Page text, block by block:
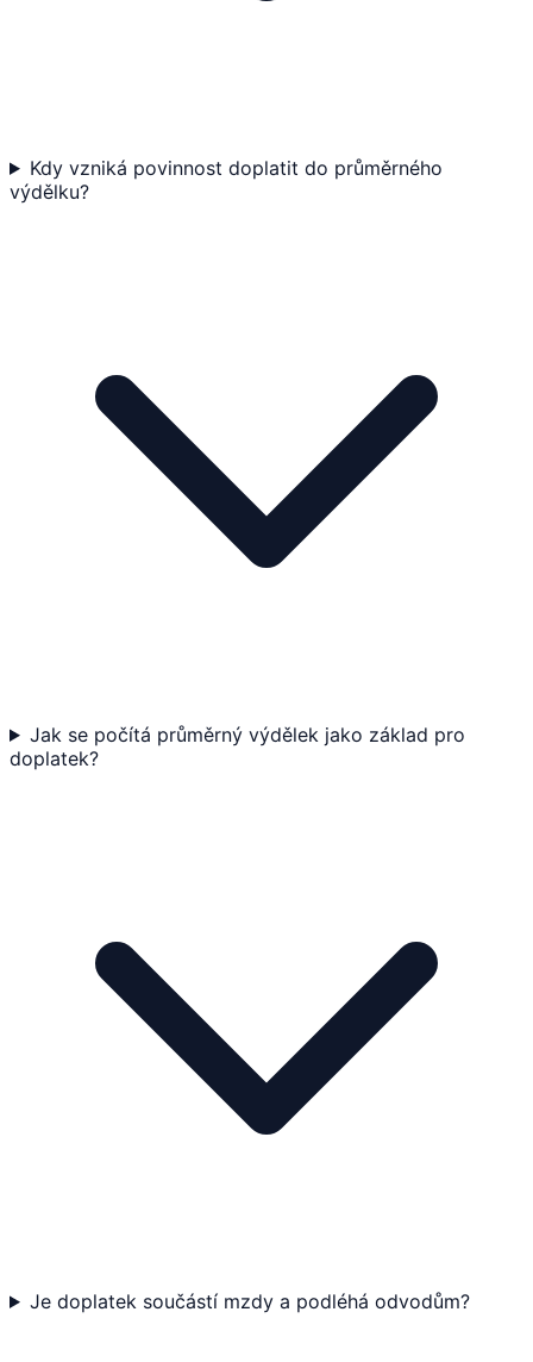
Kdy vzniká povinnost doplatit do průměrného
výdělku?
Jak se počítá průměrný výdělek jako základ pro
doplatek?
Je doplatek součástí mzdy a podléhá odvodům?